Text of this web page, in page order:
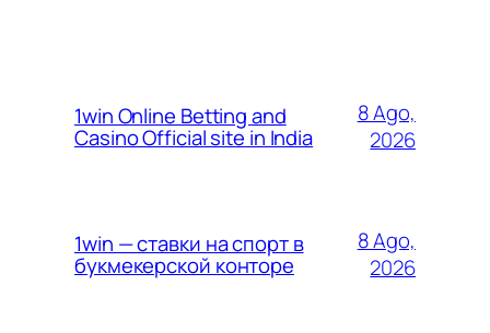
1win Online Betting and
Casino Official site in India
8 Ago,
2026
1win — ставки на спорт в
букмекерской конторе
8 Ago,
2026